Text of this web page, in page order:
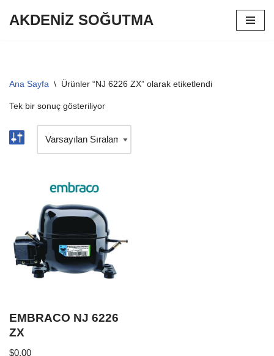
AKDENİZ SOĞUTMA
Ana Sayfa \ Ürünler “NJ 6226 ZX” olarak etiketlendi
Tek bir sonuç gösteriliyor
EMBRACO NJ 6226
ZX
$0,00